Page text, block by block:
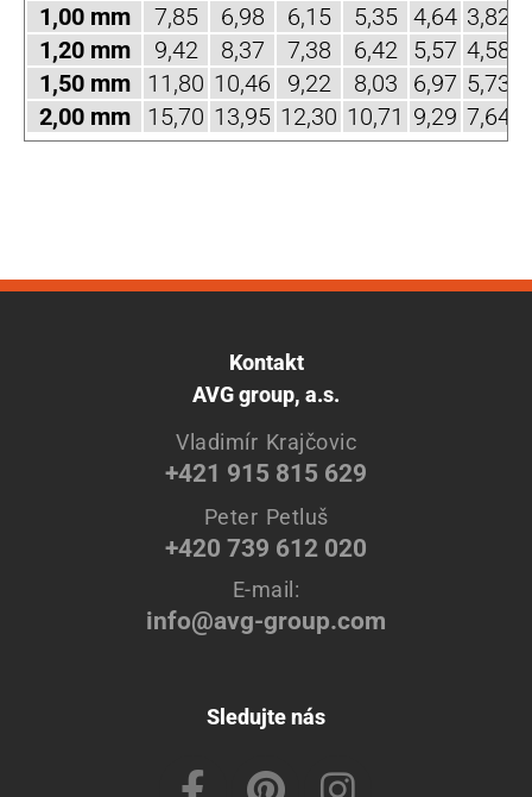
1,00 mm
7,85 6,98 6,15 5,35 4,64 3,82
1,20 mm
9,42 8,37 7,38 6,42 5,57 4,58
1,50 mm
11,80 10,46 9,22 8,03 6,97 5,73
2,00 mm
15,70 13,95 12,30 10,71 9,29 7,64
Kontakt
AVG group, a.s.
Vladimír Krajčovic
+421 915 815 629
Peter Petluš
+420 739 612 020
E-mail:
info@avg-group.com
Sledujte nás